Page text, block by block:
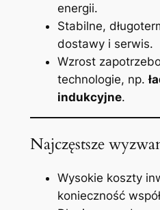
energii.
Stabilne,
dostawy i serwis.
Wzrost
technologie, np.
indukcyjne.
Najczęstsze
Wysokie koszty
konieczność